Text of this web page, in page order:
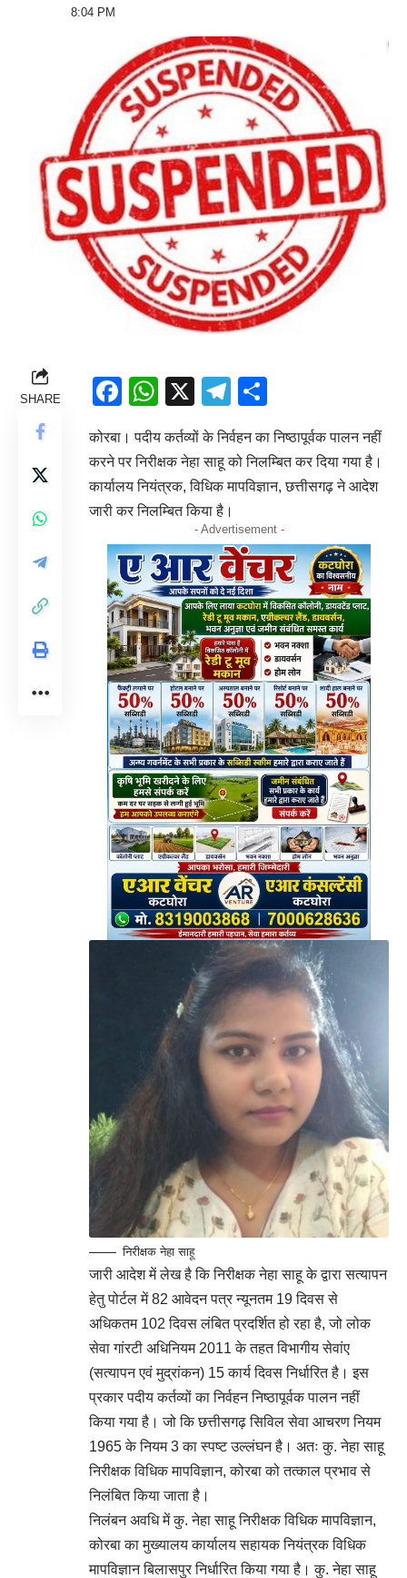
8:04 PM
SHARE Facebook
WhatsApp
X Telegram
कोरबा। पदीय कर्तव्यों के निर्वहन का निष्ठापूर्वक पालन नहीं
करने पर निरीक्षक नेहा साहू को निलम्बित कर दिया गया है।
कार्यालय नियंत्रक, विधिक मापविज्ञान, छत्तीसगढ़ ने आदेश
जारी कर निलम्बित किया है।
- Advertisement -
निरीक्षक नेहा साहू
जारी आदेश में लेख है कि निरीक्षक नेहा साहू के द्वारा सत्यापन
हेतु पोर्टल में 82 आवेदन पत्र न्यूनतम 19 दिवस से
अधिकतम 102 दिवस लंबित प्रदर्शित हो रहा है, जो लोक
सेवा गांरटी अधिनियम 2011 के तहत विभागीय सेवांए
(सत्यापन एवं मुद्रांकन) 15 कार्य दिवस निर्धारित है। इस
प्रकार पदीय कर्तव्यों का निर्वहन निष्ठापूर्वक पालन नहीं
किया गया है। जो कि छत्तीसगढ़ सिविल सेवा आचरण नियम
1965 के नियम 3 का स्पष्ट उल्लंघन है। अतः कु. नेहा साहू
निरीक्षक विधिक मापविज्ञान, कोरबा को तत्काल प्रभाव से
निलंबित किया जाता है।
निलंबन अवधि में कु. नेहा साहू निरीक्षक विधिक मापविज्ञान,
कोरबा का मुख्यालय कार्यालय सहायक नियंत्रक विधिक
मापविज्ञान बिलासपुर निर्धारित किया गया है। कु. नेहा साहू